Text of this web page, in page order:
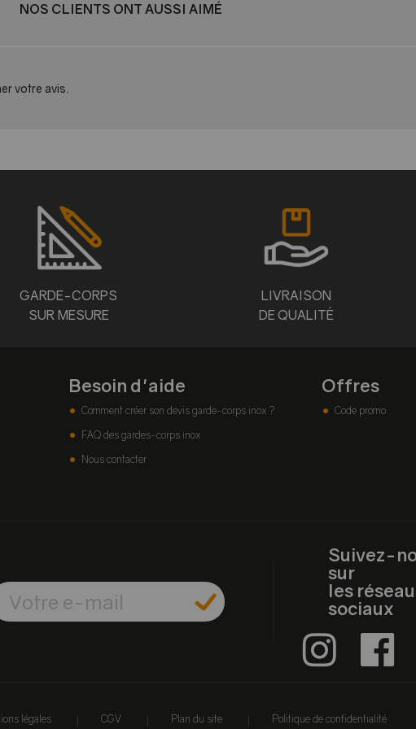
NOS CLIENTS ONT AUSSI AIMÉ
votre avis.
GARDE-CORPS
SUR MESURE
LIVRAISON
DE QUALITÉ
Besoin d'aide
Comment créer son devis garde-corps inox ?
FAQ des gardes-corps inox
Nous contacter
Offres
Code promo
Suivez-
sur
les
sociaux
légales | CGV | Plan du site | Politique de confidentialité